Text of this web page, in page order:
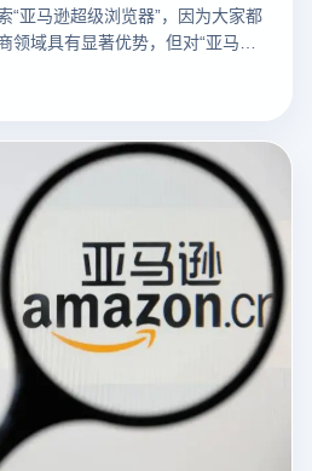
“亚马逊超级浏览器”，因为大家都
域具有显著优势，但对“亚马逊
分了解。在此，我们将详细介绍
推荐几款优质的超级浏览器供大